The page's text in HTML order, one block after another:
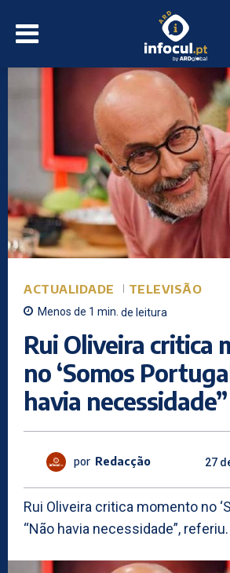
ACTUALIDADE TELEVISÃO
Menos de 1 min. de leitura
Rui Oliveira critica
no ‘Somos
havia necessidade”
por Redacção 27
Rui Oliveira critica momento no
“Não havia necessidade”, referiu.